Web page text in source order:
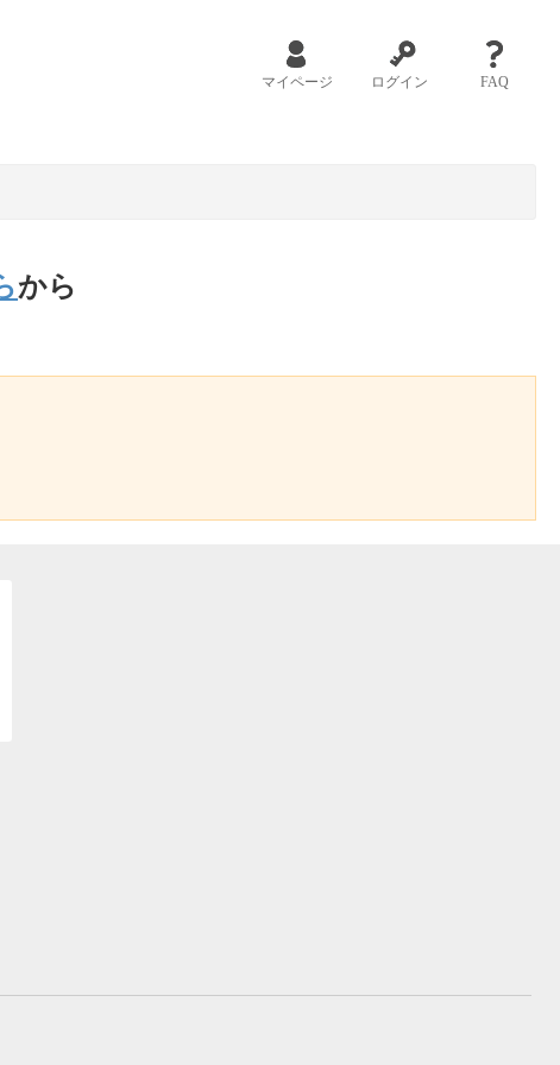
マイページ ログイン FAQ
から